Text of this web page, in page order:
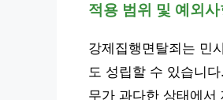
적용 범위 및 예외사
강제집행면탈죄는 민
도 성립할 수 있습니
무가 과다한 상태에서